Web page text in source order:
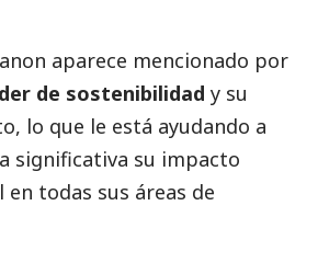
aparece mencionado por
de sostenibilidad y su
lo que le está ayudando a
significativa su impacto
todas sus áreas de